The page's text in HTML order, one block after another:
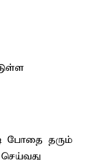
போதை தரும்